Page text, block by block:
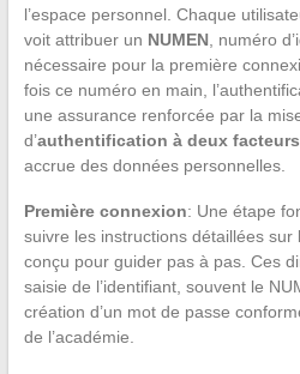
l’espace personnel. Chaque
voit attribuer un NUMEN, numéro
nécessaire pour la première
fois ce numéro en main,
une assurance renforcée par la
d’authentification à deux facteurs
accrue des données personnelles.
Première connexion: Une étape
suivre les instructions détaillées sur
conçu pour guider pas à pas. Ces
saisie de l’identifiant, souvent le
création d’un mot de passe
de l’académie.